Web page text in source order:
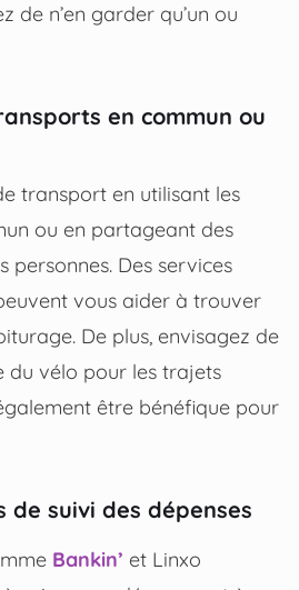
de n’en garder qu’un ou
en commun ou
transport en utilisant les
ou en partageant des
personnes. Des services
vous aider à trouver
De plus, envisagez de
du vélo pour les trajets
être bénéfique pour
de suivi des dépenses
Bankin’ et Linxo